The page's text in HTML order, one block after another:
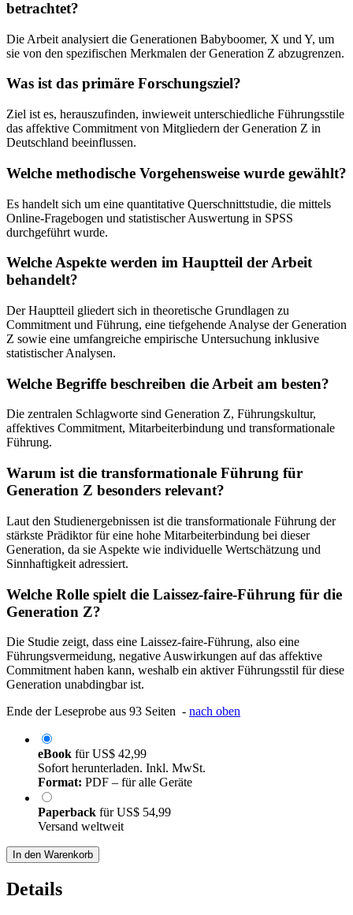
betrachtet?
Die Arbeit analysiert die Generationen Babyboomer, X und Y, um
sie von den spezifischen Merkmalen der Generation Z abzugrenzen.
Was ist das primäre Forschungsziel?
Ziel ist es, herauszufinden, inwieweit unterschiedliche Führungsstile
das affektive Commitment von Mitgliedern der Generation Z in
Deutschland beeinflussen.
Welche methodische Vorgehensweise wurde gewählt?
Es handelt sich um eine quantitative Querschnittstudie, die mittels
Online-Fragebogen und statistischer Auswertung in SPSS
durchgeführt wurde.
Welche Aspekte werden im Hauptteil der Arbeit
behandelt?
Der Hauptteil gliedert sich in theoretische Grundlagen zu
Commitment und Führung, eine tiefgehende Analyse der Generation
Z sowie eine umfangreiche empirische Untersuchung inklusive
statistischer Analysen.
Welche Begriffe beschreiben die Arbeit am besten?
Die zentralen Schlagworte sind Generation Z, Führungskultur,
affektives Commitment, Mitarbeiterbindung und transformationale
Führung.
Warum ist die transformationale Führung für
Generation Z besonders relevant?
Laut den Studienergebnissen ist die transformationale Führung der
stärkste Prädiktor für eine hohe Mitarbeiterbindung bei dieser
Generation, da sie Aspekte wie individuelle Wertschätzung und
Sinnhaftigkeit adressiert.
Welche Rolle spielt die Laissez-faire-Führung für die
Generation Z?
Die Studie zeigt, dass eine Laissez-faire-Führung, also eine
Führungsvermeidung, negative Auswirkungen auf das affektive
Commitment haben kann, weshalb ein aktiver Führungsstil für diese
Generation unabdingbar ist.
Ende der Leseprobe aus 93 Seiten - nach oben
eBook fürUS$ 42,99
Sofort herunterladen. Inkl. MwSt.
Format: PDF – für alle Geräte
Paperback fürUS$ 54,99
Versand weltweit
In den Warenkorb
Details